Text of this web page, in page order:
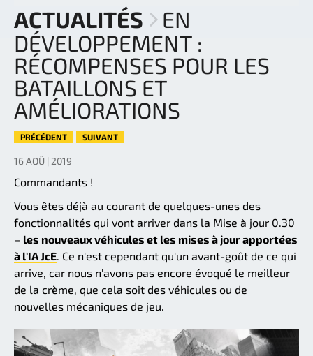
ACTUALITÉS
EN
DÉVELOPPEMENT :
RÉCOMPENSES POUR LES
BATAILLONS ET
AMÉLIORATIONS
PRÉCÉDENT SUIVANT
16 AOÛ | 2019
Commandants !
Vous êtes déjà au courant de quelques-unes des
fonctionnalités qui vont arriver dans la Mise à jour 0.30
– les nouveaux véhicules et les mises à jour apportées
à l'IA JcE. Ce n'est cependant qu'un avant-goût de ce qui
arrive, car nous n'avons pas encore évoqué le meilleur
de la crème, que cela soit des véhicules ou de
nouvelles mécaniques de jeu.